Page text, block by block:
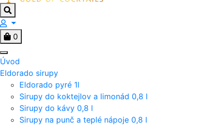
0
Úvod
Eldorado sirupy
Eldorado pyré 1l
Sirupy do koktejlov a limonád 0,8 l
Sirupy do kávy 0,8 l
Sirupy na punč a teplé nápoje 0,8 l